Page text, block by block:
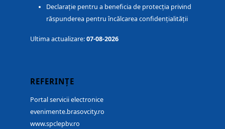
Declarație pentru a beneficia de protecția privind
răspunderea pentru încălcarea confidențialității
Ultima actualizare:07-08-2026
REFERINȚE
Portal servicii electronice
evenimente.brasovcity.ro
www.spclepbv.ro